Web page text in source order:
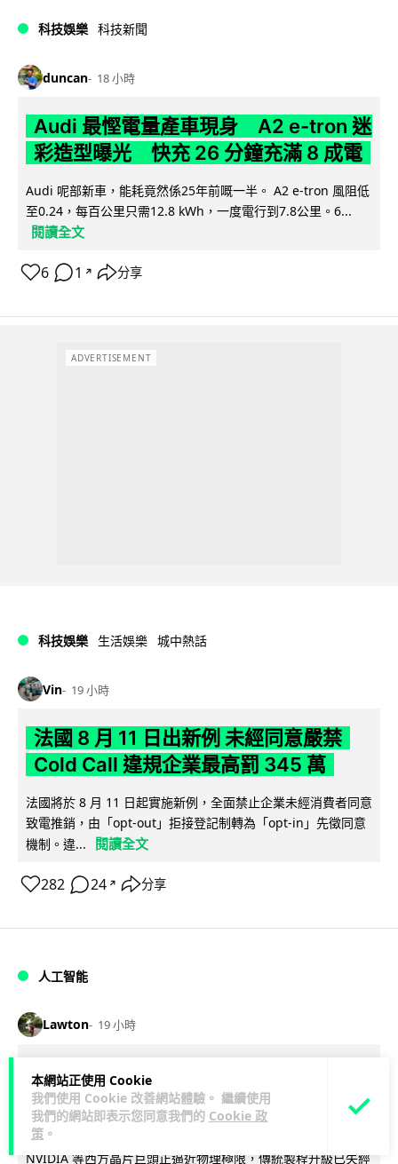
本網站正使用 Cookie
我們使用 Cookie 改善網站體驗。 繼續使用
我們的網站即表示您同意我們的 Cookie 政
策 。
科技娛樂 科技新聞
duncan 18 小時
Audi 最慳電量產車現身 A2 e-tron 迷
彩造型曝光 快充 26 分鐘充滿 8 成電
Audi 呢部新車，能耗竟然係25年前嘅一半。 A2 e-tron 風阻低
至0.24，每百公里只需12.8 kWh，一度電行到7.8公里。6...
閱讀全文
6 1 ↗ 分享
ADVERTISEMENT
科技娛樂 生活娛樂 城中熱話
Vin 19 小時
法國 8 月 11 日出新例 未經同意嚴禁
Cold Call 違規企業最高罰 345 萬
法國將於 8 月 11 日起實施新例，全面禁止企業未經消費者同意
致電推銷，由「opt-out」拒接登記制轉為「opt-in」先徵同意
機制。違...
閱讀全文
282 24 ↗ 分享
人工智能
Lawton 19 小時
華為科學家警告 NVIDIA 已近物理極限
華為「韜定律」可繞過摩爾定律瓶頸
華為半導體首席科學家廖恒罕見接受近 5 小時專訪，警告
NVIDIA 等西方晶片巨頭正逼近物理極限，傳統製程升級已失經